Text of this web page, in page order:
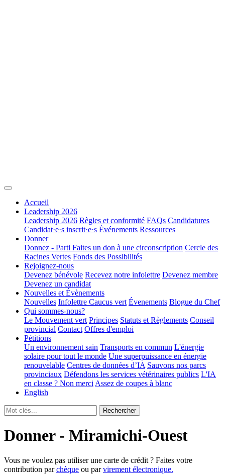
Accueil
Leadership 2026
Leadership 2026 Règles et conformité FAQs Candidatures
Candidat·e·s inscrit·e·s Événements Ressources
Donner
Donnez - Parti Faites un don à une circonscription Cercle des
Racines Vertes Fonds des Possibilités
Rejoignez-nous
Devenez bénévole Recevez notre infolettre Devenez membre
Devenez un candidat
Nouvelles et Évènements
Nouvelles Infolettre Caucus vert Évenements Blogue du Chef
Qui sommes-nous?
Le Mouvement vert Principes Statuts et Règlements Conseil
provincial Contact Offres d'emploi
Pétitions
Un environnement sain Transports en commun L'énergie
solaire pour tout le monde Une superpuissance en énergie
renouvelable Centres de données d’IA Sauvons nos parcs
provinciaux Défendons les services vétérinaires publics L'IA
en classe ? Non merci Assez de coupes à blanc
English
Donner - Miramichi-Ouest
Vous ne voulez pas utiliser une carte de crédit ? Faites votre
contribution parchèque ou parvirement électronique.